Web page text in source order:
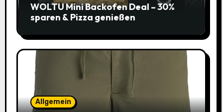
WOLTU Mini Backofen Deal – 30%
sparen & Pizza genießen
Allgemein